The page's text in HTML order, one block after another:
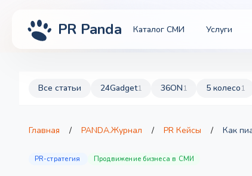
PR Panda Каталог СМИ Услуги
Все статьи 24Gadget1 36ON1 5 колесо1
Главная / PANDA.Журнал / PR Кейсы / Как
PR-стратегия Продвижение бизнеса в СМИ